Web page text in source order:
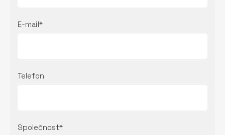
E-mail*
Telefon
Společnost*